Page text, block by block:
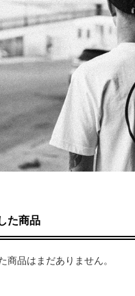
た商品
商品はまだありません。